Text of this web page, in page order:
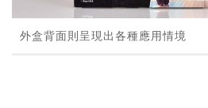
外盒背面則呈現出各種應用情境